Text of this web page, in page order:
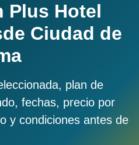
Plus Hotel
Ciudad de
plan de
fechas, precio por
y condiciones antes de